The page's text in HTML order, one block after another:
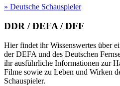
» Deutsche Schauspieler
DDR / DEFA / DFF
Hier findet ihr Wissenswertes über
der DEFA und des Deutschen
ihr ausführliche Informationen zur
Filme sowie zu Leben und Wirken
Schauspieler.